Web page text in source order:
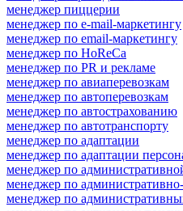
менеджер пиццерии
менеджер по e-mail-маркетингу
менеджер по email-маркетингу
менеджер по HoReCa
менеджер по PR и рекламе
менеджер по авиаперевозкам
менеджер по автоперевозкам
менеджер по автострахованию
менеджер по автотранспорту
менеджер по адаптации
менеджер по адаптации
менеджер по
менеджер по
менеджер по